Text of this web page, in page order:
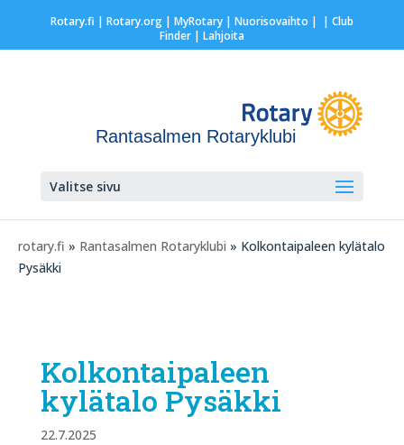
Rotary.fi | Rotary.org| MyRotary | Nuorisovaihto | | Club
Finder| Lahjoita
Rantasalmen Rotaryklubi
Valitse sivu
rotary.fi » Rantasalmen Rotaryklubi » Kolkontaipaleen kylätalo
Pysäkki
Kolkontaipaleen
kylätalo Pysäkki
22.7.2025